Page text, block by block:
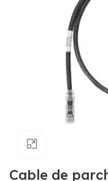
Cable de